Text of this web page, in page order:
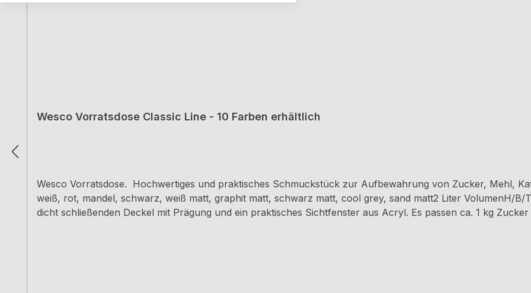
Wesco Vorratsdose Classic Line - 10 Farben erhältlich
Wesco Vorratsdose. Hochwertiges und praktisches Schmuckstück zur Aufbewahrung von Zucker, Mehl,
weiß, rot, mandel, schwarz, weiß matt, graphit matt, schwarz matt, cool grey, sand matt2 Liter VolumenH/B/
dicht schließenden Deckel mit Prägung und ein praktisches Sichtfenster aus Acryl. Es passen ca. 1 kg